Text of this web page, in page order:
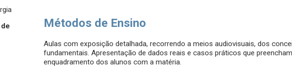
Métodos de Ensino
Aulas com exposição detalhada, recorrendo a meios audiovisuais, dos
fundamentais. Apresentação de dados reais e casos práticos que
enquadramento dos alunos com a matéria.